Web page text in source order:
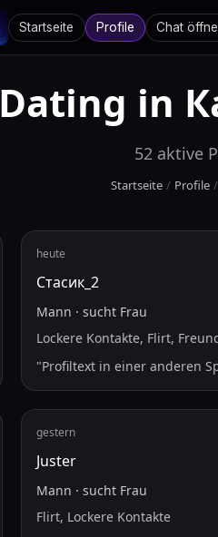
Startseite Profile Chat
Dating in
52 aktive
Startseite / Profile /
heute
Стасик_2
Mann · sucht Frau
Lockere Kontakte, Flirt,
"Profiltext in einer anderen
gestern
Juster
Mann · sucht Frau
Flirt, Lockere Kontakte